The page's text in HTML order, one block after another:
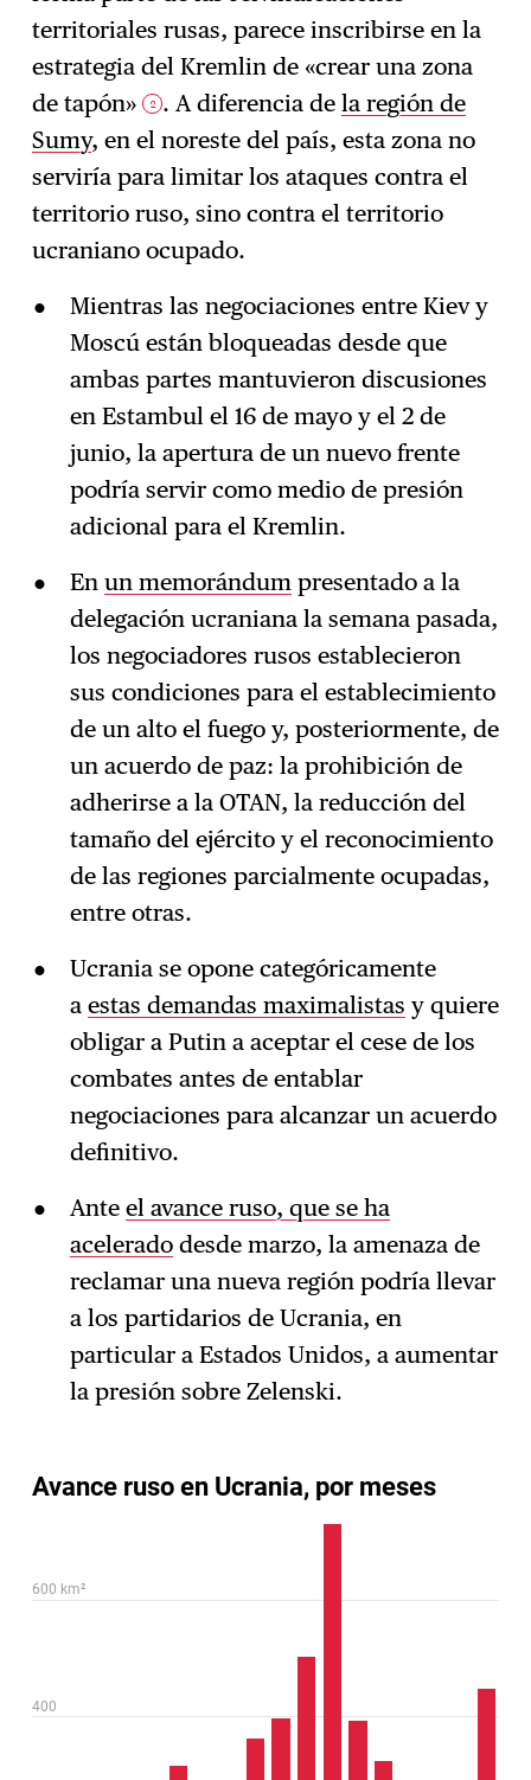
territoriales rusas, parece inscribirse en la
estrategia del Kremlin de «crear una zona
de tapón» 2 . A diferencia dela región de
Sumy, en el noreste del país, esta zona no
serviría para limitar los ataques contra el
territorio ruso, sino contra el territorio
ucraniano ocupado.
Mientras las negociaciones entre Kiev y
Moscú están bloqueadas desde que
ambas partes mantuvieron discusiones
en Estambul el 16 de mayo y el 2 de
junio, la apertura de un nuevo frente
podría servir como medio de presión
adicional para el Kremlin.
En un memorándumpresentado a la
delegación ucraniana la semana pasada,
los negociadores rusos establecieron
sus condiciones para el establecimiento
de un alto el fuego y, posteriormente, de
un acuerdo de paz: la prohibición de
adherirse a la OTAN, la reducción del
tamaño del ejército y el reconocimiento
de las regiones parcialmente ocupadas,
entre otras.
Ucrania se opone categóricamente
a estas demandas maximalistas y quiere
obligar a Putin a aceptar el cese de los
combates antes de entablar
negociaciones para alcanzar un acuerdo
definitivo.
Ante el avance ruso, que se ha
aceleradodesde marzo, la amenaza de
reclamar una nueva región podría llevar
a los partidarios de Ucrania, en
particular a Estados Unidos, a aumentar
la presión sobre Zelenski.